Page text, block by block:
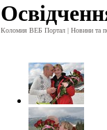
Коломия ВЕБ Портал | Новини та